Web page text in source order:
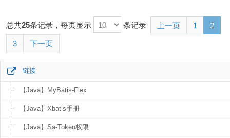
总共25条记录，每页显示 条记录 上一页 1 2
3 下一页
链接
【Java】MyBatis-Flex
【Java】Xbatis手册
【Java】Sa-Token权限